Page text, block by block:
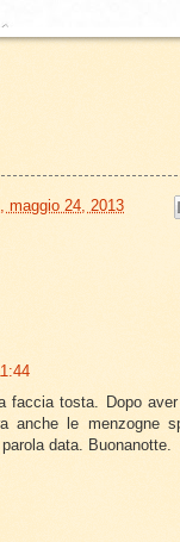
maggio 24, 2013
faccia tosta. Dopo
anche le menzogne
data. Buonanotte.